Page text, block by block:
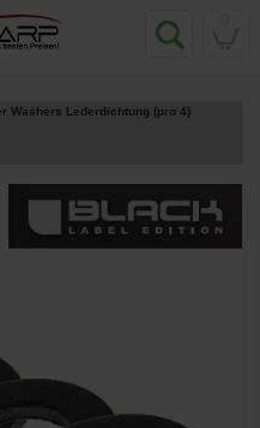
Washers Lederdichtung (pro 4)